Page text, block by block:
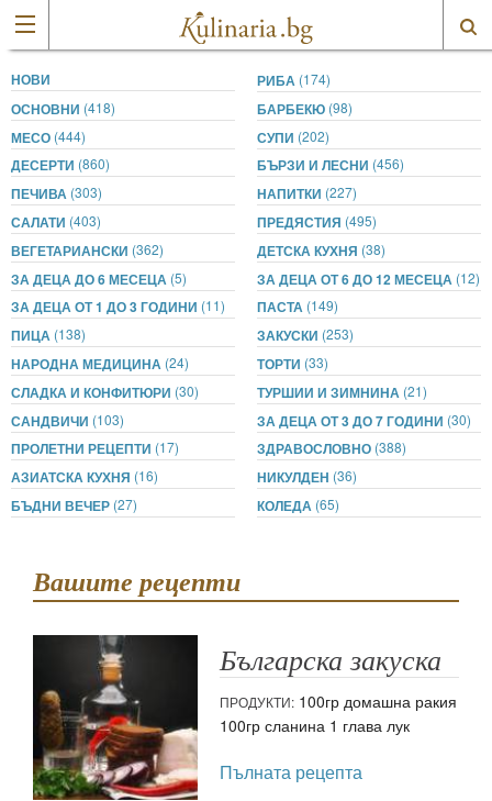
НОВИ РИБА (174)
ОСНОВНИ (418) БАРБЕКЮ (98)
МЕСО (444) СУПИ (202)
ДЕСЕРТИ (860) БЪРЗИ И ЛЕСНИ (456)
ПЕЧИВА (303) НАПИТКИ (227)
САЛАТИ (403) ПРЕДЯСТИЯ (495)
ВЕГЕТАРИАНСКИ (362) ДЕТСКА КУХНЯ (38)
ЗА ДЕЦА ДО 6 МЕСЕЦА (5) ЗА ДЕЦА ОТ 6 ДО 12 МЕСЕЦА (12)
ЗА ДЕЦА ОТ 1 ДО 3 ГОДИНИ (11) ПАСТА (149)
ПИЦА (138) ЗАКУСКИ (253)
НАРОДНА МЕДИЦИНА (24) ТОРТИ (33)
СЛАДКА И КОНФИТЮРИ (30) ТУРШИИ И ЗИМНИНА (21)
САНДВИЧИ (103) ЗА ДЕЦА ОТ 3 ДО 7 ГОДИНИ (30)
ПРОЛЕТНИ РЕЦЕПТИ (17) ЗДРАВОСЛОВНО (388)
АЗИАТСКА КУХНЯ (16) НИКУЛДЕН (36)
БЪДНИ ВЕЧЕР (27) КОЛЕДА (65)
Вашите рецепти
Българска закуска
ПРОДУКТИ: 100гр домашна ракия
100гр сланина 1 глава лук
Пълната рецепта